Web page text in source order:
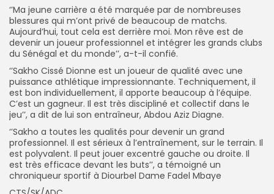
‘’Ma jeune carrière a été marquée par de nombreuses
blessures qui m’ont privé de beaucoup de matchs.
Aujourd’hui, tout cela est derrière moi. Mon rêve est de
devenir un joueur professionnel et intégrer les grands clubs
du Sénégal et du monde’’, a-t-il confié.
‘’Sakho Cissé Dionne est un joueur de qualité avec une
puissance athlétique impressionnante. Techniquement, il
est bon individuellement, il apporte beaucoup à l’équipe.
C’est un gagneur. Il est très discipliné et collectif dans le
jeu’’, a dit de lui son entraîneur, Abdou Aziz Diagne.
‘’Sakho a toutes les qualités pour devenir un grand
professionnel. Il est sérieux à l’entraînement, sur le terrain. Il
est polyvalent. Il peut jouer excentré gauche ou droite. Il
est très efficace devant les buts’’, a témoigné un
chroniqueur sportif à Diourbel Dame Fadel Mbaye